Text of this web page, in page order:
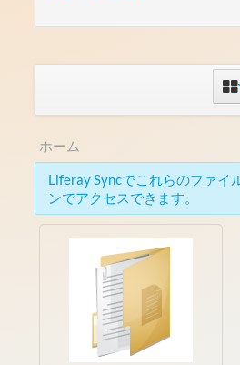
ホーム
Liferay Syncでこれらのファイ
ンでアクセスできます。